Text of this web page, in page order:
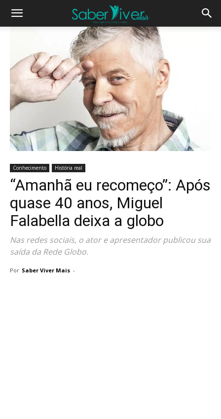
Conhecimento História real
“Amanhã eu recomeço”: Após
quase 40 anos, Miguel
Falabella deixa a globo
Nas redes sociais, o ator e apresentador publicou sua
saída da Rede Globo.
Por Saber Viver Mais -